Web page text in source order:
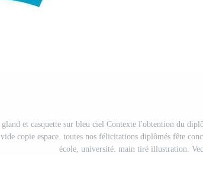
gland et casquette sur bleu ciel Contexte l'obtention du
vide copie espace. toutes nos félicitations diplômés fête
école, université. main tiré illustration.